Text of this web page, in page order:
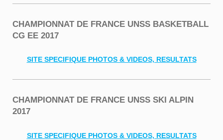
CHAMPIONNAT DE FRANCE UNSS BASKETBALL
CG EE 2017
SITE SPECIFIQUE PHOTOS & VIDEOS, RESULTATS
CHAMPIONNAT DE FRANCE UNSS SKI ALPIN
2017
SITE SPECIFIQUE PHOTOS & VIDEOS, RESULTATS